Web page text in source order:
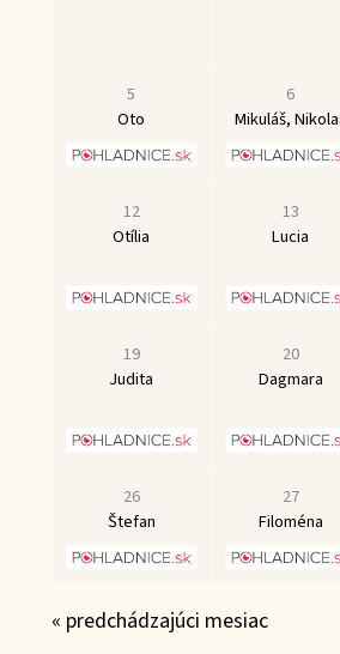
5
Oto
6
Mikuláš,
12
Otília
13
Lucia
19
Judita
20
Dagmara
26
Štefan
27
Filoména
« predchádzajúci mesiac